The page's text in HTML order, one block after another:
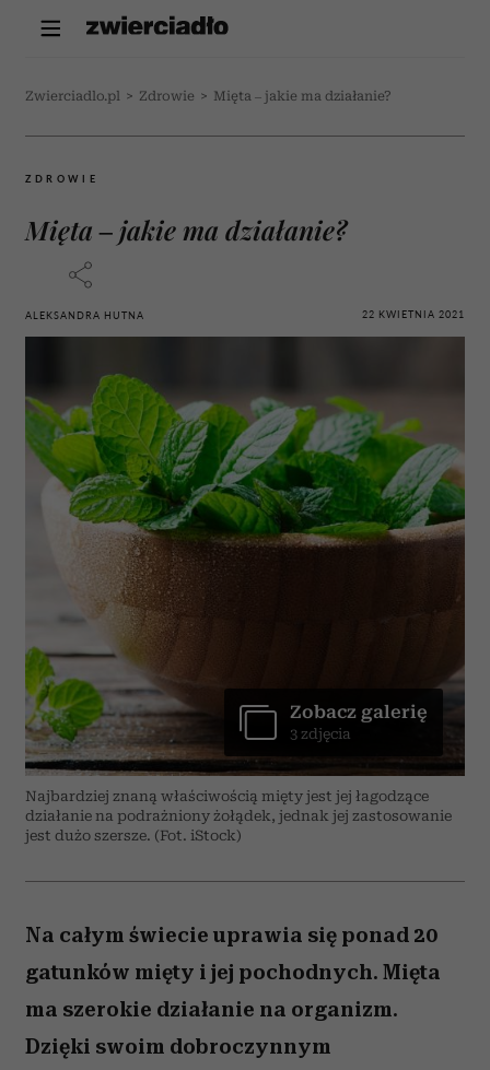
Zwierciadlo.pl > Zdrowie > Mięta – jakie ma działanie?
ZDROWIE
Mięta – jakie ma działanie?
ALEKSANDRA HUTNA 22 KWIETNIA 2021
Najbardziej znaną właściwością mięty jest jej łagodzące
działanie na podrażniony żołądek, jednak jej zastosowanie
jest dużo szersze. (Fot. iStock)
Zobacz galerię
3 zdjęcia
Na całym świecie uprawia się ponad 20
gatunków mięty i jej pochodnych. Mięta
ma szerokie działanie na organizm.
Dzięki swoim dobroczynnym